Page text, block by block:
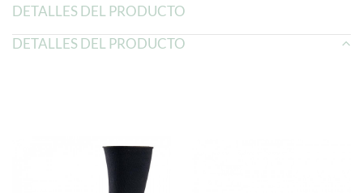
DETALLES DEL PRODUCTO
DETALLES DEL PRODUCTO